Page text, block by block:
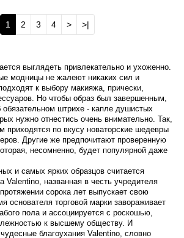
1 2 3 4 > >|
выглядеть привлекательно и ухоженно.
модницы не жалеют никаких сил и
к выбору макияжа, прически,
Но чтобы образ был завершенным,
обязательном штрихе - капле душистых
нужно отнестись очень внимательно. Так,
приходятся по вкусу новаторские шедевры
Другие же предпочитают проверенную
несомненно, будет популярной даже
и самых ярких образцов считается
названная в честь учредителя
сорока лет выпускает свою
основателя торговой марки завораживает
пола и ассоциируется с роскошью,
к высшему обществу. И
благоухания Valentino, словно